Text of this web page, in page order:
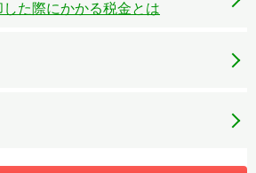
た際にかかる税金とは